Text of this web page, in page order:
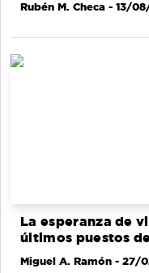
Rubén M. Checa - 13/
La esperanza de
últimos puestos
Miguel A. Ramón - 27/